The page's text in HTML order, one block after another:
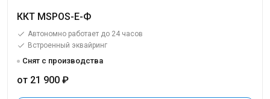
ККТ MSPOS-E-Ф
Автономно работает до 24 часов
Встроенный эквайринг
Снят с производства
от 21 900 ₽